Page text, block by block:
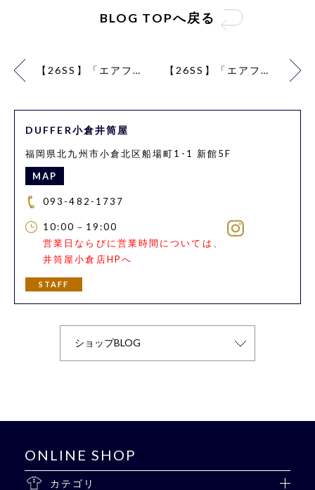
BLOG TOPへ戻る
【26SS】「エアフレックス」鹿の子T×麻混パンツコーデ【WHITE】 【26SS】「エアフレックス」鹿の子スキッパーポロコーデ【WHITE】
DUFFER小倉井筒屋
福岡県北九州市小倉北区船場町1-1 新館5F
MAP
093-482-1737
10:00－19:00
営業日ならびに営業時間については、
井筒屋小倉店HPへ
STAFF
ONLINE SHOP
カテゴリ